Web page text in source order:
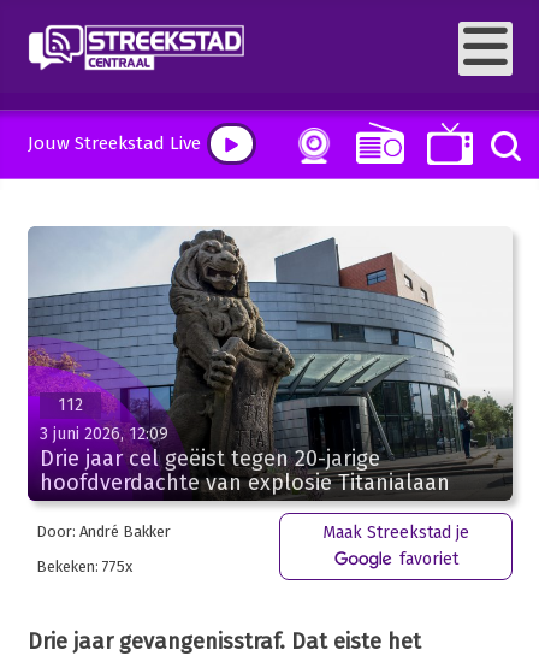
Jouw Streekstad Live
112
3 juni 2026, 12:09
Drie jaar cel geëist tegen 20-jarige
hoofdverdachte van explosie Titanialaan
Door: André Bakker
Bekeken: 775x
Maak Streekstad je
favoriet
Drie jaar gevangenisstraf. Dat eiste het